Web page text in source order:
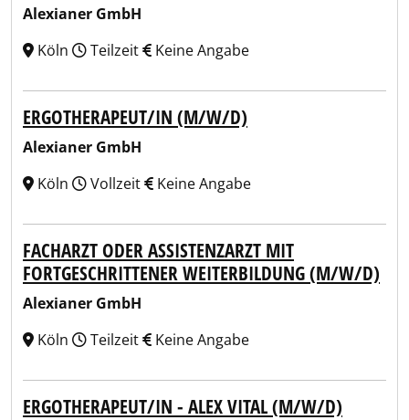
Alexianer GmbH
Köln
Teilzeit Keine Angabe
ERGOTHERAPEUT/IN (M/W/D)
Alexianer GmbH
Köln
Vollzeit Keine Angabe
FACHARZT ODER ASSISTENZARZT MIT
FORTGESCHRITTENER WEITERBILDUNG (M/W/D)
Alexianer GmbH
Köln
Teilzeit Keine Angabe
ERGOTHERAPEUT/IN - ALEX VITAL (M/W/D)